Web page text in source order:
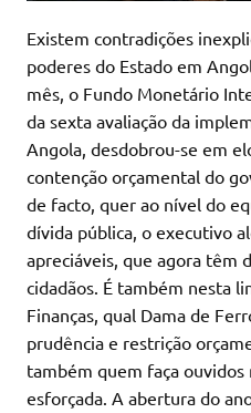
Existem contradições
poderes do Estado em
mês, o Fundo Monetário
da sexta avaliação da
Angola, desdobrou-se em
contenção orçamental do
de facto, quer ao nível do
dívida pública, o executivo
apreciáveis, que agora têm
cidadãos. É também nesta
Finanças, qual Dama de
prudência e restrição
também quem faça ouvidos
esforçada. A abertura do